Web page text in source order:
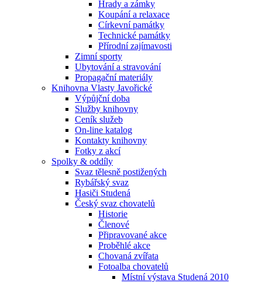
Hrady a zámky
Koupání a relaxace
Církevní památky
Technické památky
Přírodní zajímavosti
Zimní sporty
Ubytování a stravování
Propagační materiály
Knihovna Vlasty Javořické
Výpůjční doba
Služby knihovny
Ceník služeb
On-line katalog
Kontakty knihovny
Fotky z akcí
Spolky & oddíly
Svaz tělesně postižených
Rybářský svaz
Hasiči Studená
Český svaz chovatelů
Historie
Členové
Připravované akce
Proběhlé akce
Chovaná zvířata
Fotoalba chovatelů
Místní výstava Studená 2010